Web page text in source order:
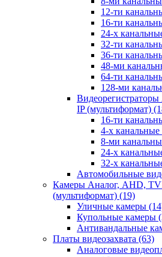
12-ти
16-ти
24-х
32-ти
36-ти
48-ми
64-ти
128-ми
IP (мультиформат)
16-ти
4-х канальные
8-ми
24-х
32-х
Автомобильные
Камеры Аналог, AHD,
(мультиформат) (19)
Уличные камеры
Купольные камеры
Антивандальные
Платы видеозахвата (63)
Аналоговые